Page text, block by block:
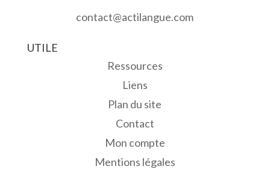
contact@actilangue.com
UTILE
Ressources
Liens
Plan du site
Contact
Mon compte
Mentions légales